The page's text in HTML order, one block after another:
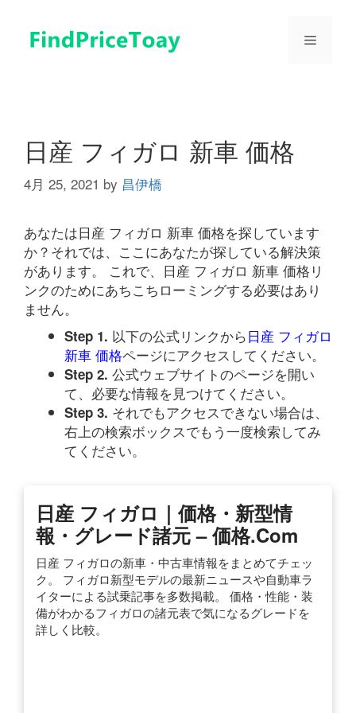
メ
日産 フィガロ 新車 価格
4月 25, 2021 by 昌伊橋
あなたは日産 フィガロ 新車 価格を探しています
か？それでは、ここにあなたが探している解決策
があります。 これで、日産 フィガロ 新車 価格リ
ンクのためにあちこちローミングする必要はあり
ません。
Step 1. 以下の公式リンクから日産 フィガロ
新車 価格ページにアクセスしてください。
Step 2. 公式ウェブサイトのページを開い
て、必要な情報を見つけてください。
Step 3. それでもアクセスできない場合は、
右上の検索ボックスでもう一度検索してみ
てください。
日産 フィガロ｜価格・新型情
報・グレード諸元 – 価格.com
日産 フィガロの新車・中古車情報をまとめてチェッ
ク。 フィガロ新型モデルの最新ニュースや自動車ラ
イターによる試乗記事を多数掲載。 価格・性能・装
備がわかるフィガロの諸元表で気になるグレードを
詳しく比較。